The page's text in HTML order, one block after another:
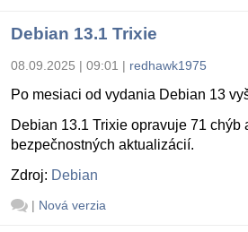
Debian 13.1 Trixie
08.09.2025 | 09:01 | redhawk1975
Po mesiaci od vydania Debian 13
Debian 13.1 Trixie opravuje 71 chýb
bezpečnostných aktualizácií.
Zdroj: Debian
| Nová verzia